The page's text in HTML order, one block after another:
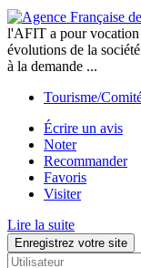
l'AFIT a pour vocation
évolutions de la
à la demande ...
Tourisme/
Écrire un avis
Noter
Recommander
Favoris
Visiter
Lire la suite
Enregistrez votre site